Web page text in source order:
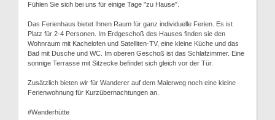
Fühlen Sie sich bei uns für einige Tage "zu Hause".
Das Ferienhaus bietet Ihnen Raum für ganz individuelle Ferien. Es ist
Platz für 2-4 Personen. Im Erdgeschoß des Hauses finden sie den
Wohnraum mit Kachelofen und Satelliten-TV, eine kleine Küche und das
Bad mit Dusche und WC. Im oberen Geschoß ist das Schlafzimmer. Eine
sonnige Terrasse mit Sitzecke befindet sich gleich vor der Tür.
Zusätzlich bieten wir für Wanderer auf dem Malerweg noch eine kleine
Ferienwohnung für Kurzübernachtungen an.
#Wanderhütte